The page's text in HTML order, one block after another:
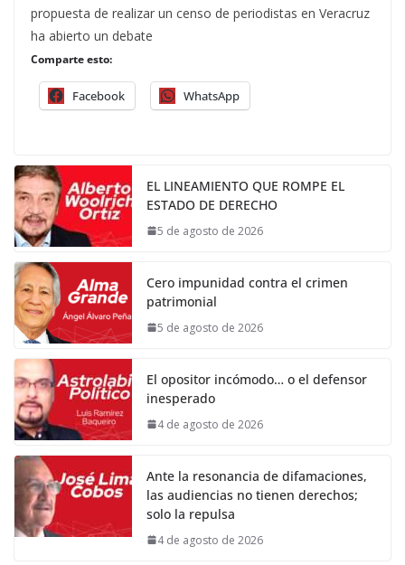
propuesta de realizar un censo de periodistas en Veracruz
ha abierto un debate
Comparte esto:
Facebook WhatsApp
EL LINEAMIENTO QUE ROMPE EL
ESTADO DE DERECHO
5 de agosto de 2026
Cero impunidad contra el crimen
patrimonial
5 de agosto de 2026
El opositor incómodo… o el defensor
inesperado
4 de agosto de 2026
Ante la resonancia de difamaciones,
las audiencias no tienen derechos;
solo la repulsa
4 de agosto de 2026